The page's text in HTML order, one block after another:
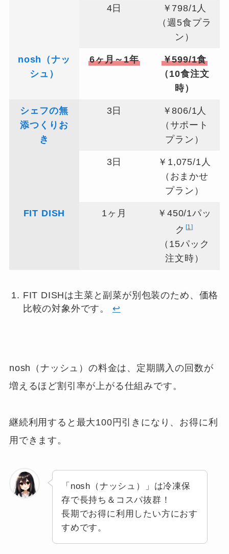
4日
￥798/1人
（週5食プラ
ン）
nosh（ナッ
シュ）
6ヶ月～1年
￥599/1食
（10食注文
時）
シェフの無
添つくりお
き
3日
￥806/1人
（サポート
プラン）
3日
￥1,075/1人
（おまかせ
プラン）
FIT DISH 1ヶ月
￥450/1パッ
ク 1
（15パック
注文時）
FIT DISHは主菜と副菜が別包装のため、価格
比較の対象外です。 ↩︎
nosh（ナッシュ）の料金は、定期購入の回数が
増えるほど割引率が上がる仕組みです。
継続利用すると最大100円引きになり、お得に利
用できます。
「nosh（ナッシュ）」は冷凍保
存で長持ち＆コスパ抜群！
長期でお得に利用したい方におす
すめです。